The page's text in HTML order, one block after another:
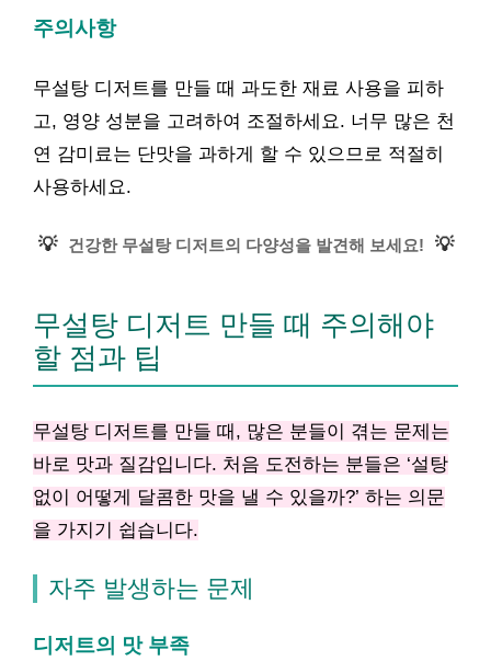
주의사항
무설탕 디저트를 만들 때 과도한 재료 사용을 피하
고, 영양 성분을 고려하여 조절하세요. 너무 많은 천
연 감미료는 단맛을 과하게 할 수 있으므로 적절히
사용하세요.
💡 건강한 무설탕 디저트의 다양성을 발견해 보세요! 💡
무설탕 디저트 만들 때 주의해야
할 점과 팁
무설탕 디저트를 만들 때, 많은 분들이 겪는 문제는
바로 맛과 질감입니다. 처음 도전하는 분들은 ‘설탕
없이 어떻게 달콤한 맛을 낼 수 있을까?’ 하는 의문
을 가지기 쉽습니다.
자주 발생하는 문제
디저트의 맛 부족